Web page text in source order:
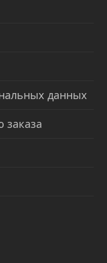
данных